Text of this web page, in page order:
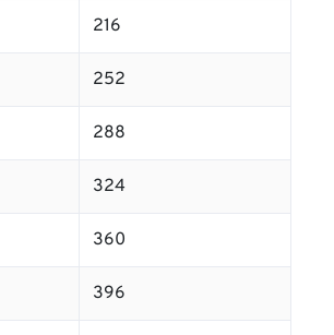
216
252
288
324
360
396